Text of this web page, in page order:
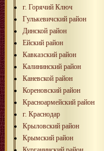
г. Горячий Ключ
Гулькевичский район
Динской район
Ейский район
Кавказский район
Калининский район
Каневской район
Кореновский район
Красноармейский район
г. Краснодар
Крыловский район
Крымский район